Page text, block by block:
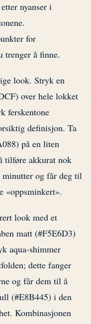
nyanser i
for
trenger å finne.
look. Stryk en
over hele lokket
ferskentone
definisjon. Ta
på en liten
tilføre akkurat nok
minutter og får deg til
«oppsminkert».
look med et
matt (#F5E6D3)
aqua-shimmer
dette fanger
og får dem til å
(#E8B445) i den
Kombinasjonen